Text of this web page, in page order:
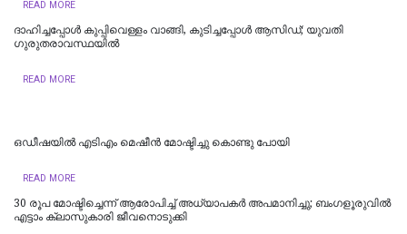
READ MORE
ദാഹിച്ചപ്പോള്‍ കുപ്പിവെള്ളം വാങ്ങി, കുടിച്ചപ്പോള്‍ ആസിഡ്; യുവതി
ഗുരുതരാവസ്ഥയില്‍
READ MORE
ഒഡീഷയിൽ എടിഎം മെഷീൻ മോഷ്ടിച്ചു കൊണ്ടു പോയി
READ MORE
30 രൂപ മോഷ്ടിച്ചെന്ന് ആരോപിച്ച് അധ്യാപകർ അപമാനിച്ചു; ബംഗളൂരുവിൽ
എട്ടാം ക്ലാസുകാരി ജീവനൊടുക്കി